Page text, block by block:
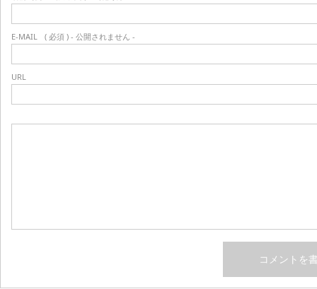
E-MAIL ( 必須 ) - 公開されません -
URL